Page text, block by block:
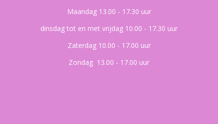
Maandag 13.00 - 17.30 uur
dinsdag tot en met vrijdag 10.00 - 17.30 uur
Zaterdag 10.00 - 17.00 uur
Zondag 13.00 - 17.00 uur